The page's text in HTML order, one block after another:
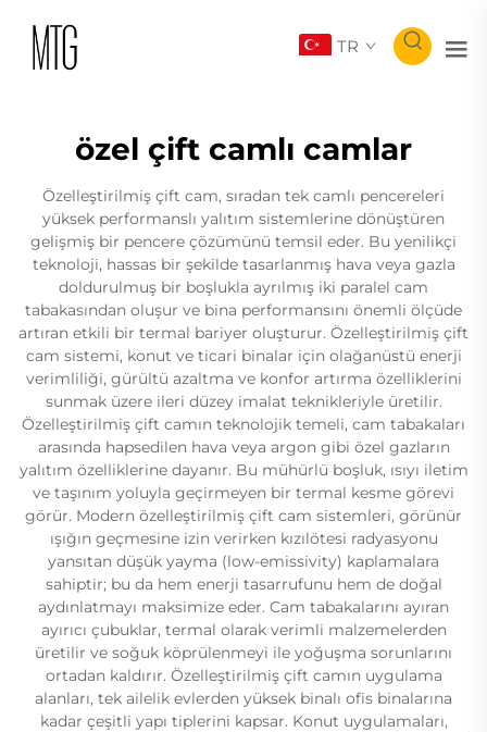
TR
özel çift camlı camlar
Özelleştirilmiş çift cam, sıradan tek camlı pencereleri
yüksek performanslı yalıtım sistemlerine dönüştüren
gelişmiş bir pencere çözümünü temsil eder. Bu yenilikçi
teknoloji, hassas bir şekilde tasarlanmış hava veya gazla
doldurulmuş bir boşlukla ayrılmış iki paralel cam
tabakasından oluşur ve bina performansını önemli ölçüde
artıran etkili bir termal bariyer oluşturur. Özelleştirilmiş çift
cam sistemi, konut ve ticari binalar için olağanüstü enerji
verimliliği, gürültü azaltma ve konfor artırma özelliklerini
sunmak üzere ileri düzey imalat teknikleriyle üretilir.
Özelleştirilmiş çift camın teknolojik temeli, cam tabakaları
arasında hapsedilen hava veya argon gibi özel gazların
yalıtım özelliklerine dayanır. Bu mühürlü boşluk, ısıyı iletim
ve taşınım yoluyla geçirmeyen bir termal kesme görevi
görür. Modern özelleştirilmiş çift cam sistemleri, görünür
ışığın geçmesine izin verirken kızılötesi radyasyonu
yansıtan düşük yayma (low-emissivity) kaplamalara
sahiptir; bu da hem enerji tasarrufunu hem de doğal
aydınlatmayı maksimize eder. Cam tabakalarını ayıran
ayırıcı çubuklar, termal olarak verimli malzemelerden
üretilir ve soğuk köprülenmeyi ile yoğuşma sorunlarını
ortadan kaldırır. Özelleştirilmiş çift camın uygulama
alanları, tek ailelik evlerden yüksek binalı ofis binalarına
kadar çeşitli yapı tiplerini kapsar. Konut uygulamaları,